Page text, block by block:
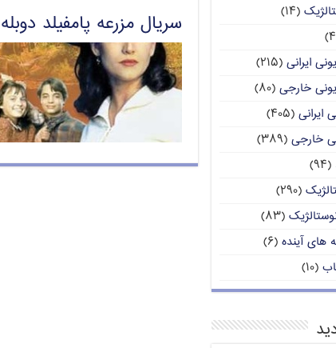
سریال مزرعه پامفیلد
(۱۴)
ایرانی (۲۱۵)
خارجی (۸۰)
ایرانی (۴۰۵)
خارجی (۳۸۹)
(۹۴)
(۲۹۰)
(۸۳)
های آینده (۶)
(۱۰)